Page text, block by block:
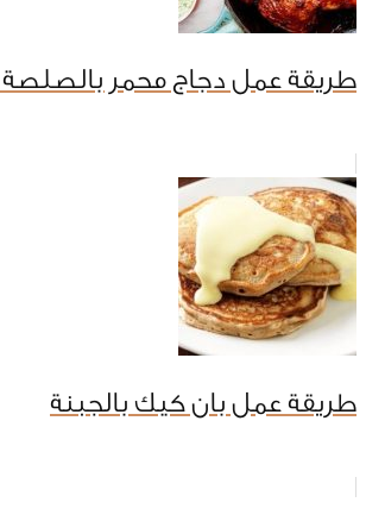
طريقة عمل دجاج محمر بالصلصة
طريقة عمل بان كيك بالجبنة